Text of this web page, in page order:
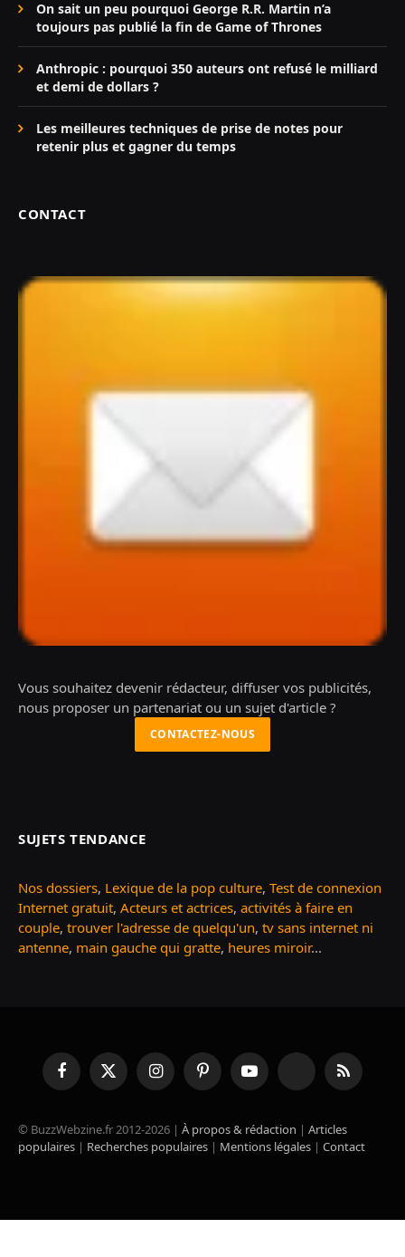
On sait un peu pourquoi George R.R. Martin n’a
toujours pas publié la fin de Game of Thrones
Anthropic : pourquoi 350 auteurs ont refusé le milliard
et demi de dollars ?
Les meilleures techniques de prise de notes pour
retenir plus et gagner du temps
CONTACT
Vous souhaitez devenir rédacteur, diffuser vos publicités,
nous proposer un partenariat ou un sujet d'article ?
CONTACTEZ-NOUS
SUJETS TENDANCE
Nos dossiers, Lexique de la pop culture, Test de connexion
Internet gratuit, Acteurs et actrices, activités à faire en
couple, trouver l'adresse de quelqu'un, tv sans internet ni
antenne, main gauche qui gratte, heures miroir...
FacebookX
(Twitter)
InstagramPinterestYouTube TikTok RSS
© BuzzWebzine.fr 2012-2026 | À propos & rédaction | Articles
populaires | Recherches populaires | Mentions légales | Contact